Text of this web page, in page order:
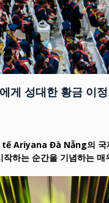
게 성대한 황금 이
Ariyana Đà Nẵng의 국
하는 순간을 기념하는